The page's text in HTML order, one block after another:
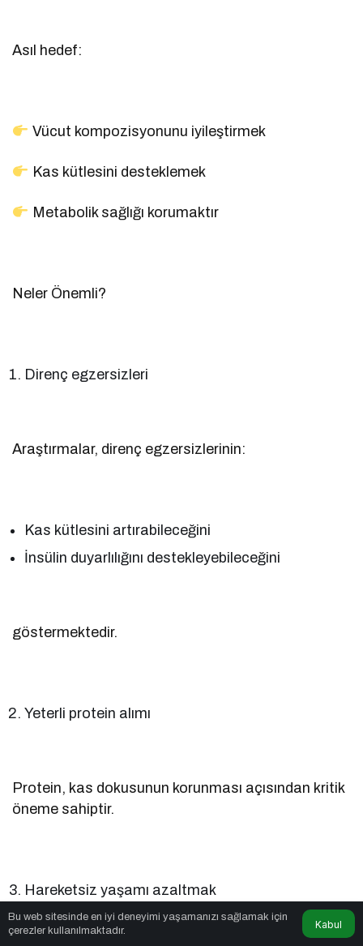
Asıl hedef:
Vücut kompozisyonunu iyileştirmek
Kas kütlesini desteklemek
Metabolik sağlığı korumaktır
Neler Önemli?
Direnç egzersizleri
Araştırmalar, direnç egzersizlerinin:
Kas kütlesini artırabileceğini
İnsülin duyarlılığını destekleyebileceğini
göstermektedir.
Yeterli protein alımı
Protein, kas dokusunun korunması açısından kritik
öneme sahiptir.
Hareketsiz yaşamı azaltmak
Bu web sitesinde en iyi deneyimi yaşamanızı sağlamak için
çerezler kullanılmaktadır.
Kabul